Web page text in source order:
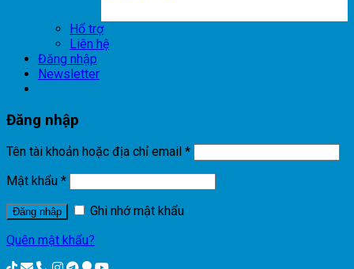
Hổ trợ
Liên hệ
Đăng nhập
Newsletter
Đăng nhập
Tên tài khoản hoặc địa chỉ email *
Mật khẩu *
Đăng nhập
Ghi nhớ mật khẩu
Quên mật khẩu?